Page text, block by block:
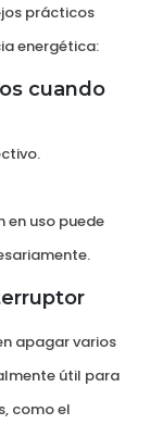
prácticos
energética:
cuando
uso puede
apagar varios
útil para
como el